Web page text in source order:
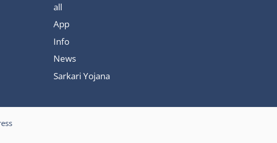
all
App
Info
News
Sarkari Yojana